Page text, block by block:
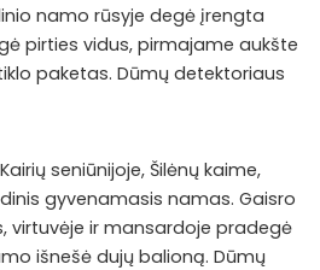
namo rūsyje degė įrengta
pirties vidus, pirmajame aukšte
paketas. Dūmų detektoriaus
seniūnijoje, Šilėnų kaime,
gyvenamasis namas. Gaisro
virtuvėje ir mansardoje pradegė
išnešė dujų balioną. Dūmų